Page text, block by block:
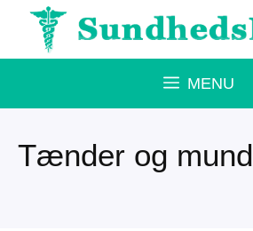
Hop
MENU
Tænder og mund